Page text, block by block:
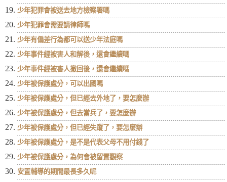
少年犯罪會被送去地方檢察署嗎
少年犯罪會需要請律師嗎
少年有偏差行為都可以送少年法庭嗎
少年事件經被害人和解後，還會繼續嗎
少年事件經被害人撤回後，還會繼續嗎
少年被保護處分，可以出國嗎
少年被保護處分，但已經去外地了，要怎麼辦
少年被保護處分，但去當兵了，要怎麼辦
少年被保護處分，但已經失蹤了，要怎麼辦
少年被保護處分，是不是代表父母不用付錢了
少年被保護處分，為何會被留置觀察
安置輔導的期間最長多久呢